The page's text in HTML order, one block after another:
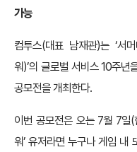
가능
컴투스(대표 남재관)는 ‘서
워)’의 글로벌 서비스 10주년
공모전을 개최한다.
이번 공모전은 오는 7월 7일(
워’ 유저라면 누구나 게임 내